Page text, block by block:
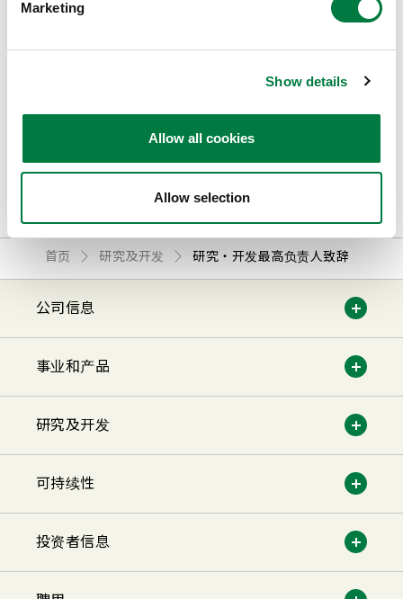
Marketing
Show details
Allow all cookies
Allow selection
最后，本公司竞争力的源泉在于“人财”。我们将持续构建
我坚信“努力终究不及真正的热情”。唯有发自内心地享受
新产品与新事业的创造，并以热情为驱动力不断挑战，我
们的研发事业才能不断向前迈进。
首页 研究及开发 研究・开发最高负责人致辞
公司信息
事业和产品
研究及开发
可持续性
投资者信息